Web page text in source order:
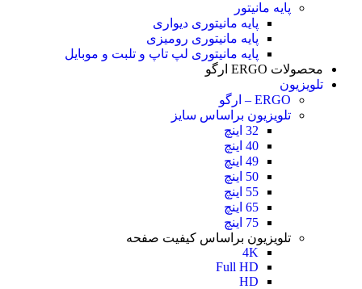
پایه مانیتور
پایه مانیتوری دیواری
پایه مانیتوری رومیزی
پایه مانیتوری لپ تاپ و تلبت و موبایل
محصولات ERGO ارگو
تلویزیون
ERGO – ارگو
تلویزیون براساس سایز
32 اینچ
40 اینچ
49 اینچ
50 اینچ
55 اینچ
65 اینچ
75 اینچ
تلویزیون براساس کیفیت صفحه
4K
Full HD
HD